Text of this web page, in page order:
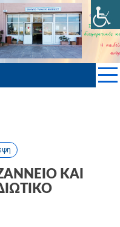
ΗΡΑΚΛΕΙΟΥ
ΚΑΙ